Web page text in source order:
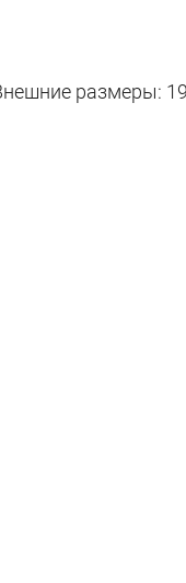
размеры: